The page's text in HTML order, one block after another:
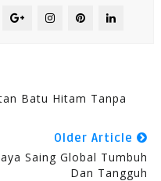
Batu Hitam Tanpa
Older Article
Saing Global Tumbuh
Dan Tangguh